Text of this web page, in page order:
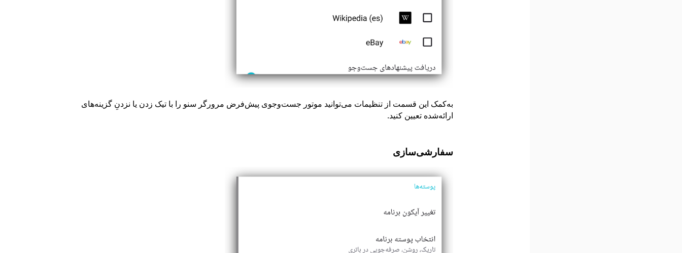
به‌کمک این قسمت از تنظیمات می‌توانید موتور جست‌وجوی پیش‌فرض مرورگر سنو را با تیک زدن یا نزدنِ گزینه‌های
ارائه‌شده تعیین کنید.
سفارشی‌سازی